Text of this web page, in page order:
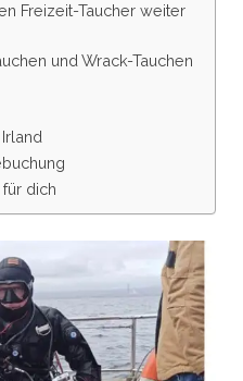
Freizeit-Taucher weiter
und Wrack-Tauchen
dich